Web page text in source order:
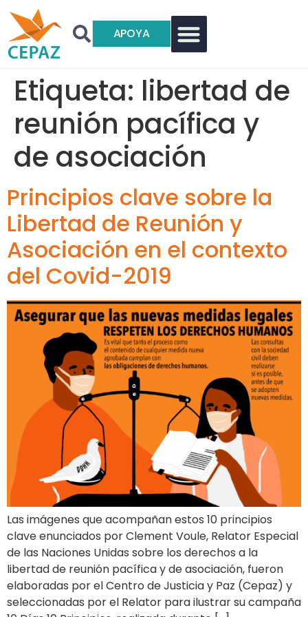
APOYA
Etiqueta: libertad de
reunión pacífica y
de asociación
Principios clave sobre la
Libertad de Reunión y
Asociación en el contexto
del Covid-2019
Las imágenes que acompañan estos 10 principios
clave enunciados por Clement Voule, Relator Especial
de las Naciones Unidas sobre los derechos a la
libertad de reunión pacífica y de asociación, fueron
elaboradas por el Centro de Justicia y Paz (Cepaz) y
seleccionadas por el Relator para ilustrar su campaña